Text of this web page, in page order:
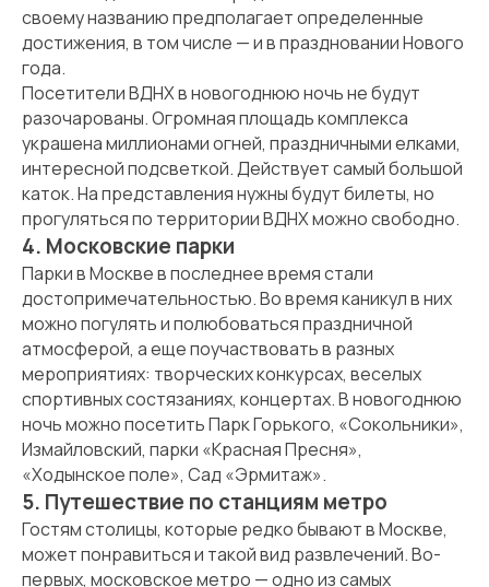
своему названию предполагает определенные
достижения, в том числе — и в праздновании Нового
года.
Посетители ВДНХ в новогоднюю ночь не будут
разочарованы. Огромная площадь комплекса
украшена миллионами огней, праздничными елками,
интересной подсветкой. Действует самый большой
каток. На представления нужны будут билеты, но
прогуляться по территории ВДНХ можно свободно.
4. Московские парки
Парки в Москве в последнее время стали
достопримечательностью. Во время каникул в них
можно погулять и полюбоваться праздничной
атмосферой, а еще поучаствовать в разных
мероприятиях: творческих конкурсах, веселых
спортивных состязаниях, концертах. В новогоднюю
ночь можно посетить Парк Горького, «Сокольники»,
Измайловский, парки «Красная Пресня»,
«Ходынское поле», Сад «Эрмитаж».
5. Путешествие по станциям метро
Гостям столицы, которые редко бывают в Москве,
может понравиться и такой вид развлечений. Во-
первых, московское метро — одно из самых